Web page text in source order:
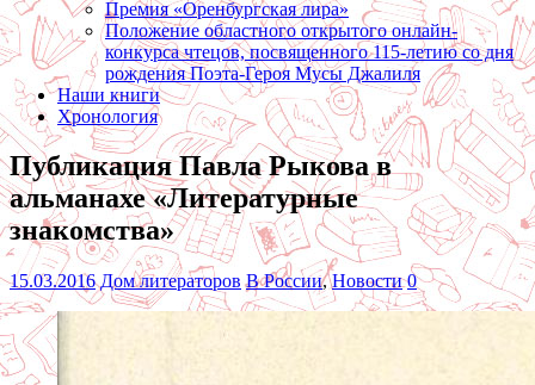
Премия «Оренбургская лира»
Положение областного открытого онлайн-
конкурса чтецов, посвященного 115-летию со дня
рождения Поэта-Героя Мусы Джалиля
Наши книги
Хронология
Публикация Павла Рыкова в
альманахе «Литературные
знакомства»
15.03.2016 Дом литераторов В России,Новости 0